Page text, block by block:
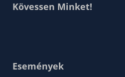
Kövessen Minket!
Események